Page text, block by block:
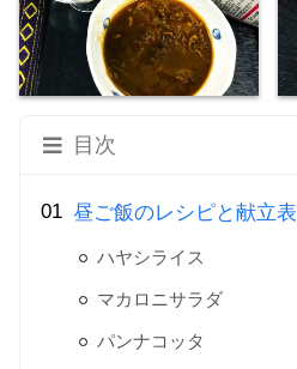
目次
昼ご飯のレシピと献立表
ハヤシライス
マカロニサラダ
パンナコッタ